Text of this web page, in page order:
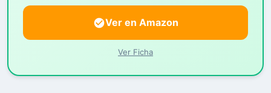
Ver en Amazon
Ver Ficha